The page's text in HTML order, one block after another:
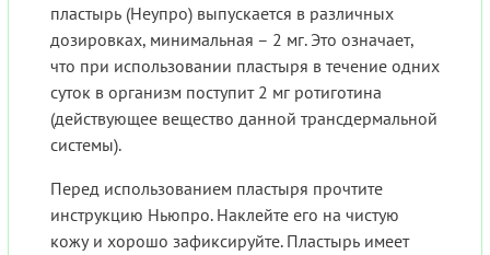
пластырь (Неупро) выпускается в различных
дозировках, минимальная – 2 мг. Это означает,
что при использовании пластыря в течение одних
суток в организм поступит 2 мг ротиготина
(действующее вещество данной трансдермальной
системы).
Перед использованием пластыря прочтите
инструкцию Ньюпро. Наклейте его на чистую
кожу и хорошо зафиксируйте. Пластырь имеет